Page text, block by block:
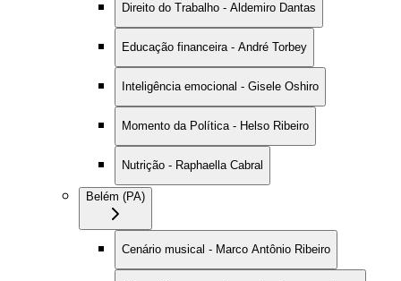
Direito do Trabalho - Aldemiro Dantas
Educação financeira - André Torbey
Inteligência emocional - Gisele Oshiro
Momento da Política - Helso Ribeiro
Nutrição - Raphaella Cabral
Belém (PA)
Cenário musical - Marco Antônio Ribeiro